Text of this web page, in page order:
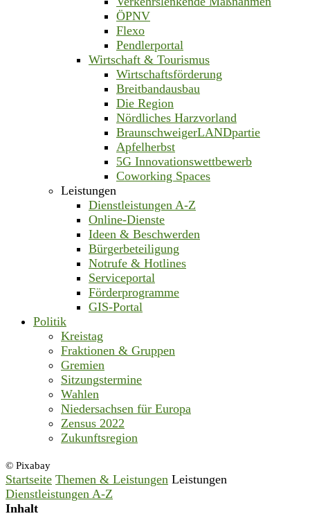
ÖPNV
Flexo
Pendlerportal
Wirtschaft & Tourismus
Wirtschaftsförderung
Breitbandausbau
Die Region
Nördliches Harzvorland
BraunschweigerLANDpartie
Apfelherbst
5G Innovationswettbewerb
Coworking Spaces
Leistungen
Dienstleistungen A-Z
Online-Dienste
Ideen & Beschwerden
Bürgerbeteiligung
Notrufe & Hotlines
Serviceportal
Förderprogramme
GIS-Portal
Politik
Kreistag
Fraktionen & Gruppen
Gremien
Sitzungstermine
Wahlen
Niedersachsen für Europa
Zensus 2022
Zukunftsregion
© Pixabay
Startseite Themen & Leistungen Leistungen
Dienstleistungen A-Z
Inhalt